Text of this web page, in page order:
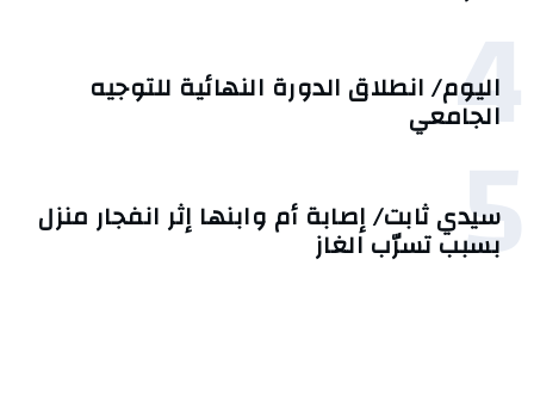
4
اليوم/ انطلاق الدورة النهائية للتوجيه
الجامعي
5
سيدي ثابت/ إصابة أم وابنها إثر انفجار منزل
بسبب تسرّب الغاز